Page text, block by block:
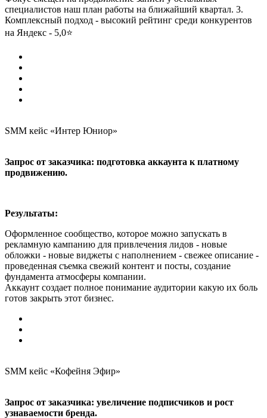
специалистов наш план работы на ближайший квартал. 3.
Комплексный подход - высокий рейтинг среди конкурентов
на Яндекс - 5,0⭐️
SMM кейс «Интер Юниор»
Запрос от заказчика: подготовка аккаунта к платному
продвижению.
Результаты:
Оформленное сообщество, которое можно запускать в
рекламную кампанию для привлечения лидов - новые
обложки - новые виджеты с наполнением - свежее описание -
проведенная съемка свежий контент и посты, создание
фундамента атмосферы компании.
Аккаунт создает полное понимание аудитории какую их боль
готов закрыть этот бизнес.
SMM кейс «Кофейня Эфир»
Запрос от заказчика: увеличение подписчиков и рост
узнаваемости бренда.